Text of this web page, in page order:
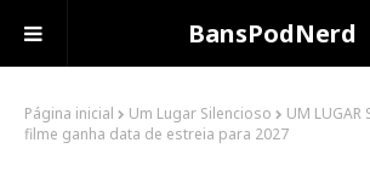
BansPodNerd
Página inicial Um Lugar Silencioso
UM LUGAR
filme ganha data de estreia para 2027